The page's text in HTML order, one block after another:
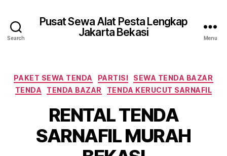
Search
Pusat Sewa Alat Pesta Lengkap
Jakarta Bekasi
Menu
Categories
PAKET SEWA TENDA PARTISI
SEWA TENDA BAZAR
TENDA
TENDA BAZAR TENDA KERUCUT SARNAFIL
RENTAL TENDA
SARNAFIL MURAH